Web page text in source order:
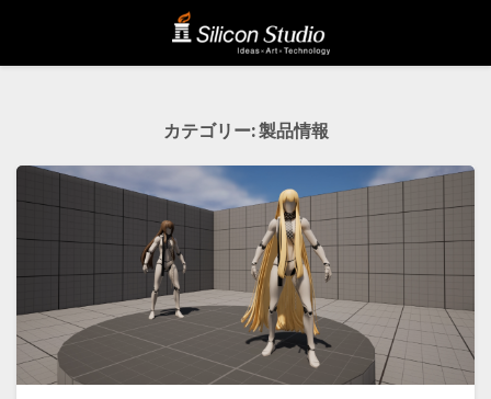
カテゴリー:製品情報